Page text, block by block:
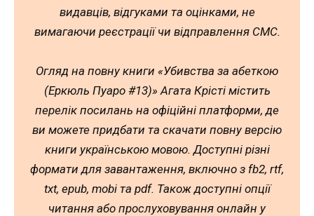
видавців, відгуками та оцінками, не
вимагаючи реєстрації чи відправлення СМС.
Огляд на повну книги «Убивства за абеткою
(Еркюль Пуаро #13)» Агата Крісті містить
перелік посилань на офіційні платформи, де
ви можете придбати та скачати повну версію
книги українською мовою. Доступні різні
формати для завантаження, включно з fb2, rtf,
txt, epub, mobi та pdf. Також доступні опції
читання або прослуховування онлайн у